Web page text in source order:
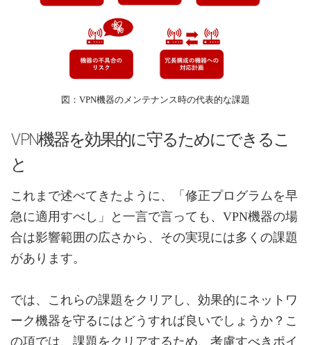
図：VPN機器のメンテナンス時の代表的な課題
VPN機器を効果的に守るためにできるこ
と
これまで述べてきたように、「修正プログラムを早
急に適用すべし」と一言で言っても、VPN機器の場
合は影響範囲の広さから、その実現には多くの課題
があります。
では、これらの課題をクリアし、効果的にネットワ
ーク機器を守るにはどうすれば良いでしょうか？こ
の項では、課題をクリアするため、考慮すべきポイ